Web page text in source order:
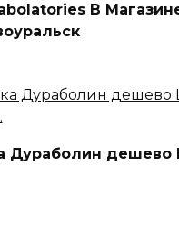
В
Дураболин дешево